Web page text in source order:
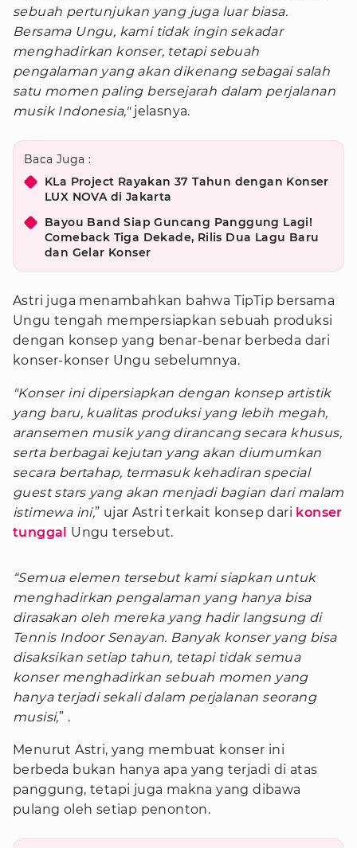
sebuah pertunjukan yang juga luar biasa.
Bersama Ungu, kami tidak ingin sekadar
menghadirkan konser, tetapi sebuah
pengalaman yang akan dikenang sebagai salah
satu momen paling bersejarah dalam perjalanan
musik Indonesia,"jelasnya.
Baca Juga :
KLa Project Rayakan 37 Tahun dengan Konser
LUX NOVA di Jakarta
Bayou Band Siap Guncang Panggung Lagi!
Comeback Tiga Dekade, Rilis Dua Lagu Baru
dan Gelar Konser
Astri juga menambahkan bahwa TipTip bersama
Ungu tengah mempersiapkan sebuah produksi
dengan konsep yang benar-benar berbeda dari
konser-konser Ungu sebelumnya.
"Konser ini dipersiapkan dengan konsep artistik
yang baru, kualitas produksi yang lebih megah,
aransemen musik yang dirancang secara khusus,
serta berbagai kejutan yang akan diumumkan
secara bertahap, termasuk kehadiran special
guest stars yang akan menjadi bagian dari malam
istimewa ini,” ujar Astri terkait konsep dari konser
tunggal Ungu tersebut.
“Semua elemen tersebut kami siapkan untuk
menghadirkan pengalaman yang hanya bisa
dirasakan oleh mereka yang hadir langsung di
Tennis Indoor Senayan. Banyak konser yang bisa
disaksikan setiap tahun, tetapi tidak semua
konser menghadirkan sebuah momen yang
hanya terjadi sekali dalam perjalanan seorang
musisi,” .
Menurut Astri, yang membuat konser ini
berbeda bukan hanya apa yang terjadi di atas
panggung, tetapi juga makna yang dibawa
pulang oleh setiap penonton.